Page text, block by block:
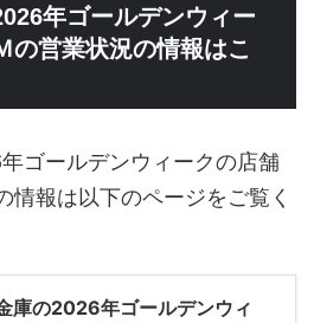
年ゴールデンウィー
の営業状況の情報はこ
ゴールデンウィークの店舗
情報は以下のページをご覧く
庫の2026年ゴールデンウィ